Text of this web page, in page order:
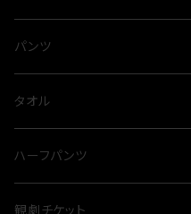
タンクトップ
サロペット
カットソー
カーディガン
タイニーピン
出汁
とらふぐ
カレー
麺類
パンツ
スウェット
裏毛
オールシーズン
タオル
ハーフパンツ
観劇チケット